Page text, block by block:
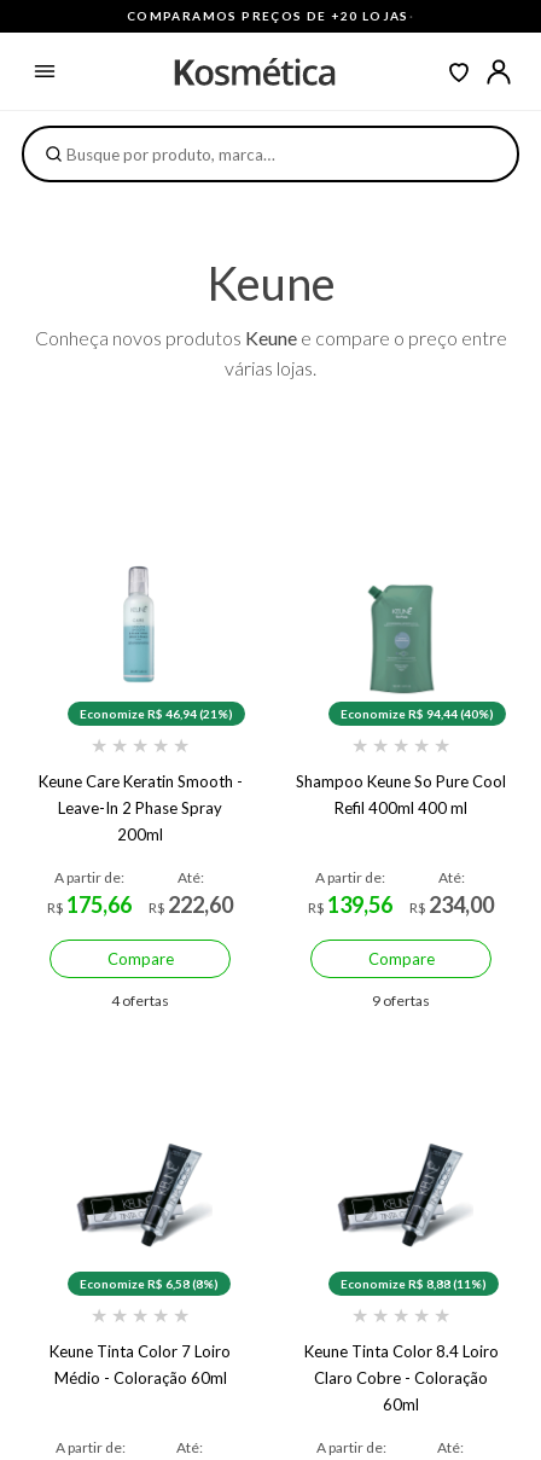
COMPARAMOS PREÇOS DE +20 LOJAS ·
Keune
Conheça novos produtos Keunee compare o preço entre
várias lojas.
Economize R$ 46,94 (21%)
★ ★ ★ ★ ★
Keune Care Keratin Smooth -
Leave-In 2 Phase Spray
200ml
A partir de:
R$ 175,66
Até:
R$ 222,60
Compare
4 ofertas
Economize R$ 94,44 (40%)
★ ★ ★ ★ ★
Shampoo Keune So Pure Cool
Refil 400ml 400 ml
A partir de:
R$ 139,56
Até:
R$ 234,00
Compare
9 ofertas
Economize R$ 6,58 (8%)
★ ★ ★ ★ ★
Keune Tinta Color 7 Loiro
Médio - Coloração 60ml
A partir de:
Até:
Economize R$ 8,88 (11%)
★ ★ ★ ★ ★
Keune Tinta Color 8.4 Loiro
Claro Cobre - Coloração
60ml
A partir de:
Até: